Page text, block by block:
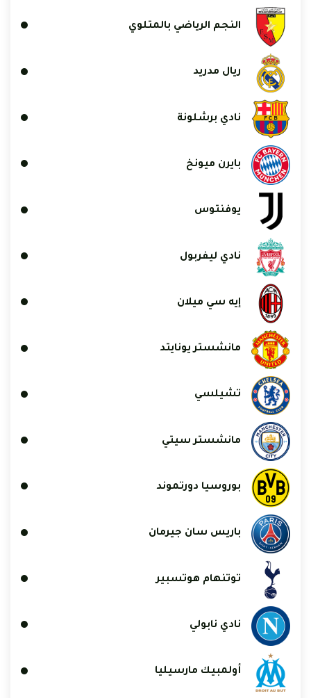
النجم الرياضي بالمتلوي
ريال مدريد
نادي برشلونة
بايرن ميونخ
يوفنتوس
نادي ليفربول
إيه سي ميلان
مانشستر يونايتد
تشيلسي
مانشستر سيتي
بوروسيا دورتموند
باريس سان جيرمان
توتنهام هوتسبير
نادي نابولي
أولمبيك مارسيليا